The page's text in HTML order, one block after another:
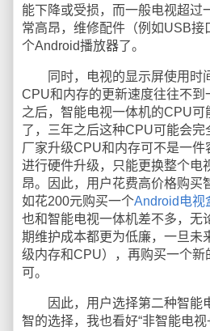
能下降或受损，而一般电视超过
常高昂，维修配件（例如USB接
个Android播放器了。
同时，电视的显示屏使用时
CPU和内存的更新速度往往不到
之后，智能电视一体机的CPU可
了，三年之后这种CPU可能会
厂家升级CPU和内存可不是一件
进行硬件升级，只能更换整个电
昂。因此，用户花费高价格购买
如花200元购买一个Android电视
也和智能电视一体机差不多，无
期维护成本都更为低廉，一旦未
级内存和CPU），再购买一个新
可。
因此，用户选择第二种智能
智的选择，我也看好“非智能电